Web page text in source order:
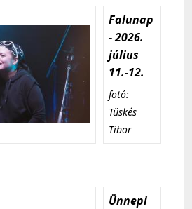
Falunap
- 2026.
július
11.-12.
fotó:
Tüskés
Tibor
Ünnepi